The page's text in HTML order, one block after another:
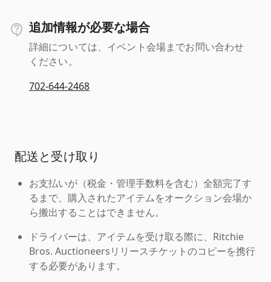
追加情報が必要な場合
詳細については、イベント会場までお問い合わせ
ください。
702-644-2468
配送と受け取り
お支払いが（税金・管理手数料を含む）全額完了す
るまで、購入されたアイテムをオークション会場か
ら搬出することはできません。
ドライバーは、アイテムを受け取る際に、Ritchie
Bros. Auctioneersリリースチケットのコピーを携行
する必要があります。